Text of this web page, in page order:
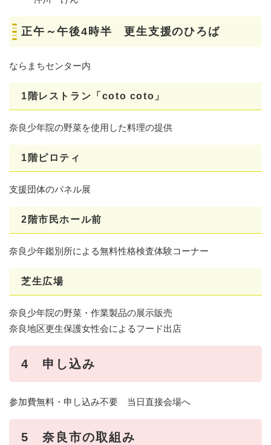
正午～午後4時半 更生支援のひろば
ならまちセンター内
1階レストラン「coto coto」
奈良少年院の野菜を使用した料理の提供
1階ピロティ
支援団体のパネル展
2階市民ホール前
奈良少年鑑別所による無料性格検査体験コーナー
芝生広場
奈良少年院の野菜・作業製品の展示販売
奈良地区更生保護女性会によるフード出店
4 申し込み
参加費無料・申し込み不要 当日直接会場へ
5 奈良市の取組み